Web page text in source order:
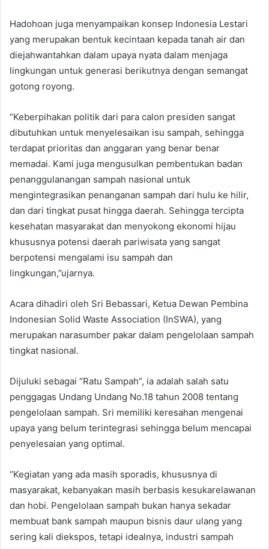
Hadohoan juga menyampaikan konsep Indonesia Lestari
yang merupakan bentuk kecintaan kepada tanah air dan
diejahwantahkan dalam upaya nyata dalam menjaga
lingkungan untuk generasi berikutnya dengan semangat
gotong royong.
“Keberpihakan politik dari para calon presiden sangat
dibutuhkan untuk menyelesaikan isu sampah, sehingga
terdapat prioritas dan anggaran yang benar benar
memadai. Kami juga mengusulkan pembentukan badan
penanggulanangan sampah nasional untuk
mengintegrasikan penanganan sampah dari hulu ke hilir,
dan dari tingkat pusat hingga daerah. Sehingga tercipta
kesehatan masyarakat dan menyokong ekonomi hijau
khususnya potensi daerah pariwisata yang sangat
berpotensi mengalami isu sampah dan
lingkungan,”ujarnya.
Acara dihadiri oleh Sri Bebassari, Ketua Dewan Pembina
Indonesian Solid Waste Association (InSWA), yang
merupakan narasumber pakar dalam pengelolaan sampah
tingkat nasional.
Dijuluki sebagai “Ratu Sampah”, ia adalah salah satu
penggagas Undang Undang No.18 tahun 2008 tentang
pengelolaan sampah. Sri memiliki keresahan mengenai
upaya yang belum terintegrasi sehingga belum mencapai
penyelesaian yang optimal.
“Kegiatan yang ada masih sporadis, khususnya di
masyarakat, kebanyakan masih berbasis kesukarelawanan
dan hobi. Pengelolaan sampah bukan hanya sekadar
membuat bank sampah maupun bisnis daur ulang yang
sering kali diekspos, tetapi idealnya, industri sampah